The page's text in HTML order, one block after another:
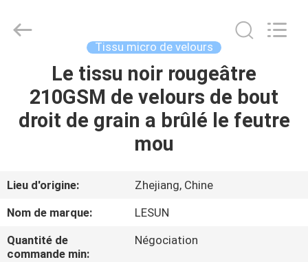
MAISON
PRODUITS
SUJET
DE
NOUS
Textile
Technology
Tissu micro de velours
Le tissu noir rougeâtre
210GSM de velours de bout
droit de grain a brûlé le feutre
mou
Lieu d'origine:
Zhejiang, Chine
Nom de marque:
LESUN
Quantité de
commande min:
Négociation